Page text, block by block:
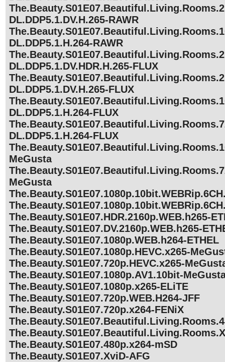
DL.DDP5.1.DV.H.265-RAWR
DL.DDP5.1.H.264-RAWR
DL.DDP5.1.DV.HDR.H.265-FLUX
DL.DDP5.1.DV.H.265-FLUX
DL.DDP5.1.H.264-FLUX
DL.DDP5.1.H.264-FLUX
MeGusta
MeGusta
The.Beauty.S01E07.HDR.2160p.WEB.h265-
The.Beauty.S01E07.DV.2160p.WEB.h265-
The.Beauty.S01E07.1080p.WEB.h264-ETHEL
The.Beauty.S01E07.1080p.HEVC.x265-
The.Beauty.S01E07.720p.HEVC.x265-
The.Beauty.S01E07.1080p.AV1.10bit-
The.Beauty.S01E07.1080p.x265-ELiTE
The.Beauty.S01E07.720p.WEB.H264-JFF
The.Beauty.S01E07.720p.x264-FENiX
The.Beauty.S01E07.480p.x264-mSD
The.Beauty.S01E07.XviD-AFG